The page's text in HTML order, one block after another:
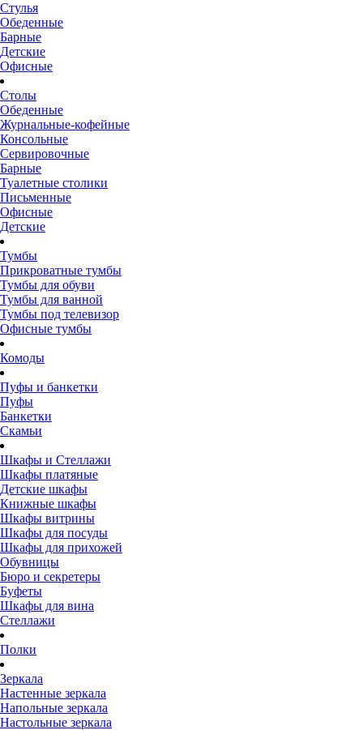
Стулья
Обеденные
Барные
Детские
Офисные
Столы
Обеденные
Журнальные-кофейные
Консольные
Сервировочные
Барные
Туалетные столики
Письменные
Офисные
Детские
Тумбы
Прикроватные тумбы
Тумбы для обуви
Тумбы для ванной
Тумбы под телевизор
Офисные тумбы
Комоды
Пуфы и банкетки
Пуфы
Банкетки
Скамьи
Шкафы и Стеллажи
Шкафы платяные
Детские шкафы
Книжные шкафы
Шкафы витрины
Шкафы для посуды
Шкафы для прихожей
Обувницы
Бюро и секретеры
Буфеты
Шкафы для вина
Стеллажи
Полки
Зеркала
Настенные зеркала
Напольные зеркала
Настольные зеркала